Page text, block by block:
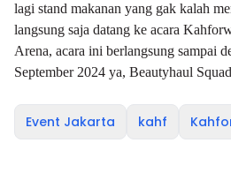
lagi stand makanan yang gak kalah
langsung saja datang ke acara
Arena, acara ini berlangsung sampai
September 2024 ya, Beautyhaul
Event Jakarta kahf